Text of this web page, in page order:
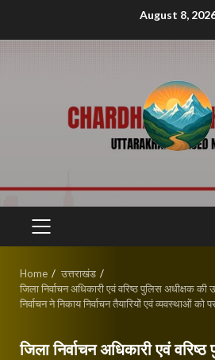
August 8,
PRIMARY
Home
उत्तराखंड
जिला निर्वाचन अधिकारी एवं वरिष्ठ पुलिस अधीक्षक
निर्वाचन ने निकाय निर्वाचन तैयारियों एवं व्यवस्थाओं को
जिला निर्वाचन अधिकारी एवं